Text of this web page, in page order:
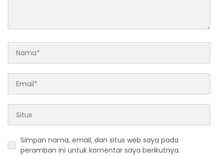
Simpan nama, email, dan situs web saya pada
peramban ini untuk komentar saya berikutnya.